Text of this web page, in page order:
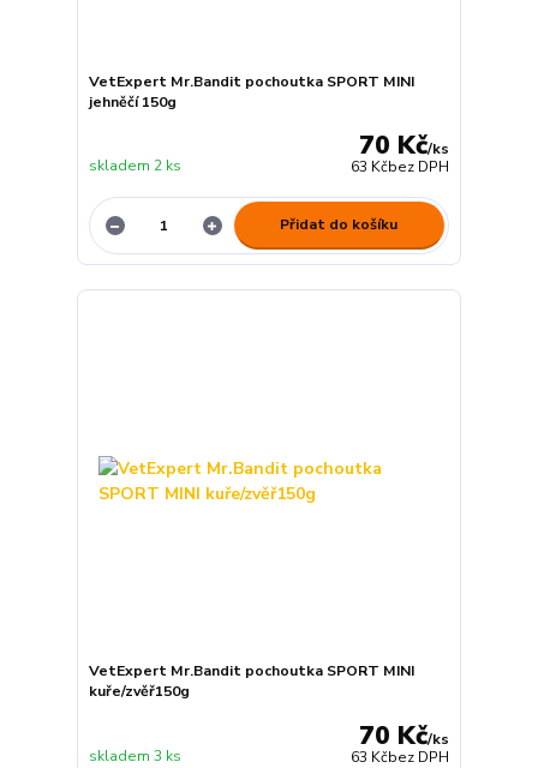
VetExpert Mr.Bandit pochoutka SPORT MINI
jehněčí 150g
70 Kč/ks
63 Kčbez DPH
skladem 2 ks
Přidat do košíku
VetExpert Mr.Bandit pochoutka SPORT MINI
kuře/zvěř150g
70 Kč/ks
63 Kčbez DPH
skladem 3 ks